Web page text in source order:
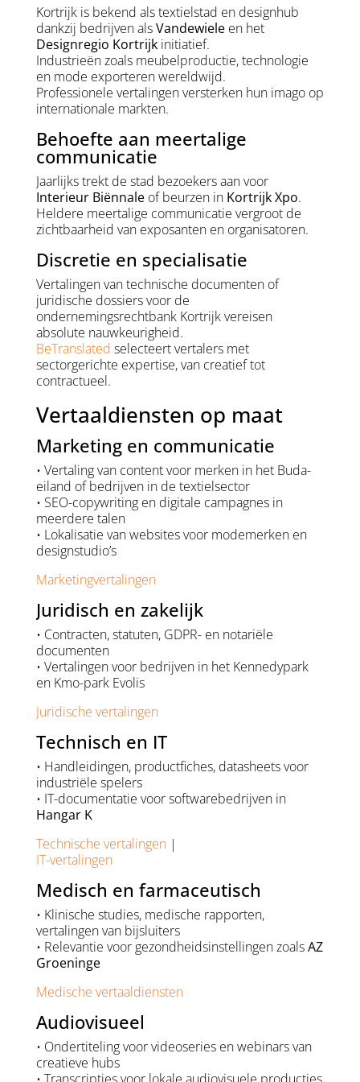
Kortrijk is bekend als textielstad en designhub
dankzij bedrijven alsVandewieleen het
Designregio Kortrijkinitiatief.
Industrieën zoals meubelproductie, technologie
en mode exporteren wereldwijd.
Professionele vertalingen versterken hun imago op
internationale markten.
Behoefte aan meertalige
communicatie
Jaarlijks trekt de stad bezoekers aan voor
Interieur Biënnaleof beurzen in Kortrijk Xpo.
Heldere meertalige communicatie vergroot de
zichtbaarheid van exposanten en organisatoren.
Discretie en specialisatie
Vertalingen van technische documenten of
juridische dossiers voor de
ondernemingsrechtbank Kortrijk vereisen
absolute nauwkeurigheid.
BeTranslated selecteert vertalers met
sectorgerichte expertise, van creatief tot
contractueel.
Vertaaldiensten op maat
Marketing en communicatie
• Vertaling van content voor merken in het Buda-
eiland of bedrijven in de textielsector
• SEO-copywriting en digitale campagnes in
meerdere talen
• Lokalisatie van websites voor modemerken en
designstudio’s
Marketingvertalingen
Juridisch en zakelijk
• Contracten, statuten, GDPR- en notariële
documenten
• Vertalingen voor bedrijven in het Kennedypark
en Kmo-park Evolis
Juridische vertalingen
Technisch en IT
• Handleidingen, productfiches, datasheets voor
industriële spelers
• IT-documentatie voor softwarebedrijven in
Hangar K
Technische vertalingen|
IT-vertalingen
Medisch en farmaceutisch
• Klinische studies, medische rapporten,
vertalingen van bijsluiters
• Relevantie voor gezondheidsinstellingen zoalsAZ
Groeninge
Medische vertaaldiensten
Audiovisueel
• Ondertiteling voor videoseries en webinars van
creatieve hubs